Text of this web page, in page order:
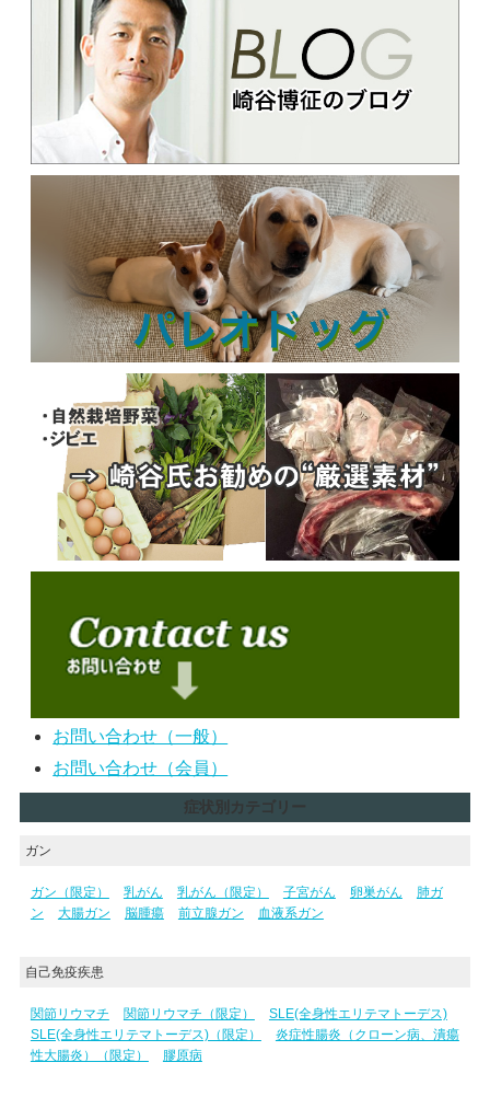
お問い合わせ（一般）
お問い合わせ（会員）
症状別カテゴリー
ガン
ガン（限定） 乳がん 乳がん（限定） 子宮がん 卵巣がん
肺ガ
ン
大腸ガン 脳腫瘍 前立腺ガン 血液系ガン
自己免疫疾患
関節リウマチ 関節リウマチ（限定）
SLE(全身性エリテマトーデス)
SLE(全身性エリテマトーデス)（限定）
炎症性腸炎（クローン病、潰瘍
性大腸炎）（限定）
膠原病